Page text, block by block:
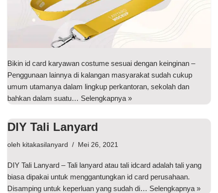
Bikin id card karyawan costume sesuai dengan keinginan –
Penggunaan lainnya di kalangan masyarakat sudah cukup
umum utamanya dalam lingkup perkantoran, sekolah dan
bahkan dalam suatu… Selengkapnya »
DIY Tali Lanyard
oleh kitakasilanyard Mei 26, 2021
DIY Tali Lanyard – Tali lanyard atau tali idcard adalah tali yang
biasa dipakai untuk menggantungkan id card perusahaan.
Disamping untuk keperluan yang sudah di… Selengkapnya »